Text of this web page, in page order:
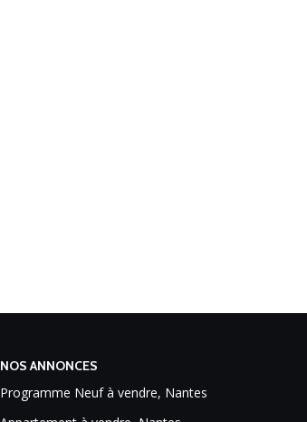
NOS ANNONCES
Programme Neuf à vendre, Nantes